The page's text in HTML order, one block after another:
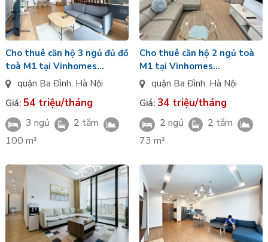
Cho thuê căn hộ 3 ngủ đủ đồ
toà M1 tại Vinhomes
Metropolis
quận Ba Đình, Hà Nội
Giá: 54 triệu/tháng
3 ngủ
2 tắm
100 m²
Cho thuê căn hộ 2 ngủ toà
M1 tại Vinhomes
Metropolis
quận Ba Đình, Hà Nội
Giá: 34 triệu/tháng
2 ngủ
2 tắm
73 m²